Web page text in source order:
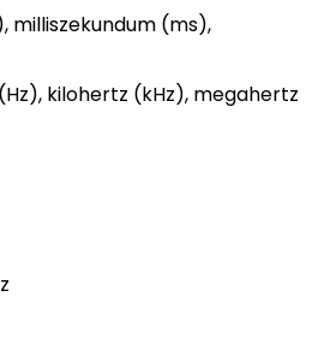
milliszekundum (ms),
kilohertz (kHz), megahertz